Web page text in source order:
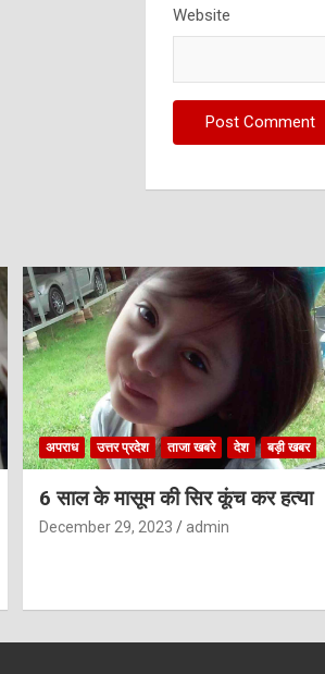
Website
अपराध उत्तर प्रदेश ताजा खबरे देश बड़ी खबर
6 साल के मासूम की सिर कूंच कर हत्या
December 29, 2023 admin